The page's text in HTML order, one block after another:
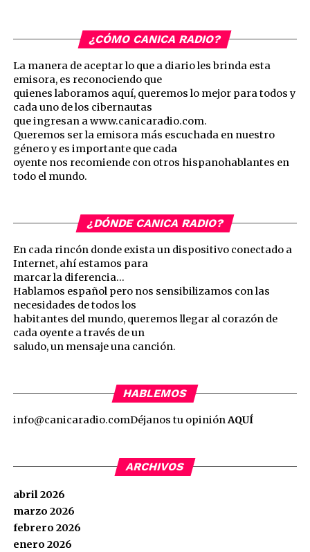
¿CÓMO CANICA RADIO?
La manera de aceptar lo que a diario les brinda esta
emisora, es reconociendo que
quienes laboramos aquí, queremos lo mejor para todos y
cada uno de los cibernautas
que ingresan a www.canicaradio.com.
Queremos ser la emisora más escuchada en nuestro
género y es importante que cada
oyente nos recomiende con otros hispanohablantes en
todo el mundo.
¿DÓNDE CANICA RADIO?
En cada rincón donde exista un dispositivo conectado a
Internet, ahí estamos para
marcar la diferencia…
Hablamos español pero nos sensibilizamos con las
necesidades de todos los
habitantes del mundo, queremos llegar al corazón de
cada oyente a través de un
saludo, un mensaje una canción.
HABLEMOS
info@canicaradio.comDéjanos tu opiniónAQUÍ
ARCHIVOS
abril 2026
marzo 2026
febrero 2026
enero 2026